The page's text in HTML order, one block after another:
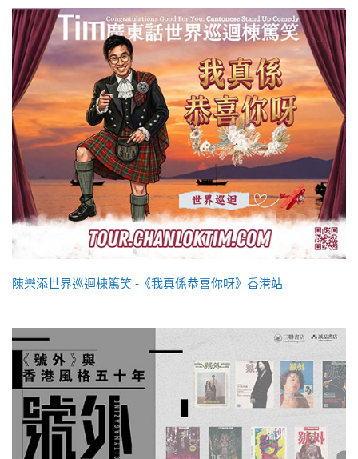
陳樂添世界巡迴棟篤笑 -《我真係恭喜你呀》香港站